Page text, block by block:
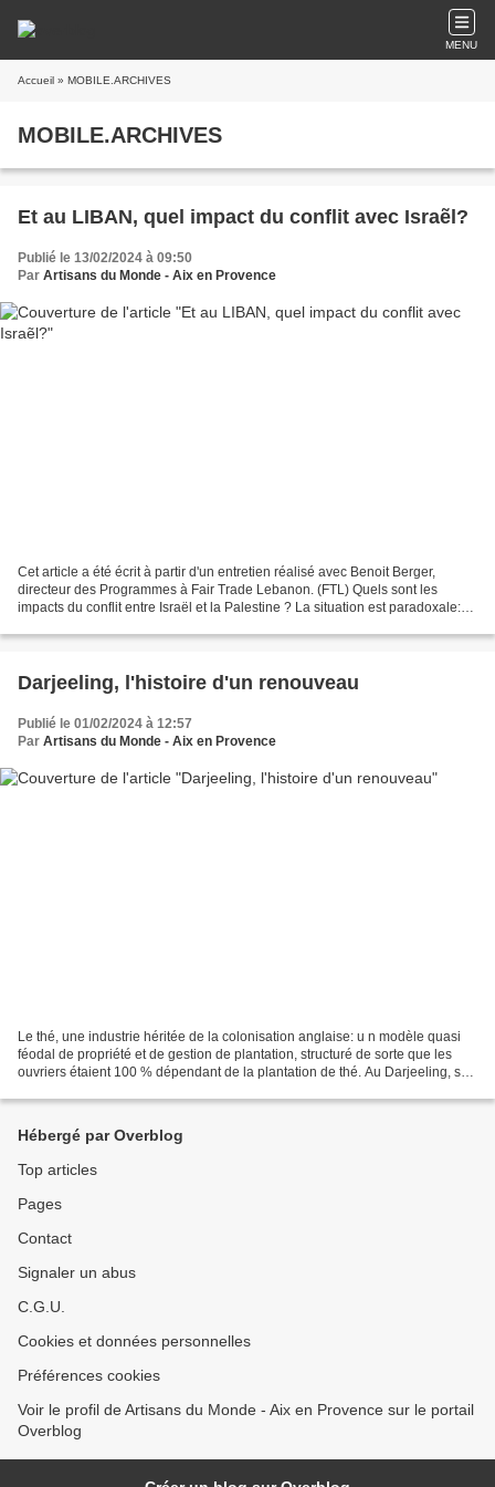
MENU
Accueil » MOBILE.ARCHIVES
MOBILE.ARCHIVES
Et au LIBAN, quel impact du conflit avec Israẽl?
Publié le 13/02/2024 à 09:50
Par Artisans du Monde - Aix en Provence
Cet article a été écrit à partir d'un entretien réalisé avec Benoit Berger,
directeur des Programmes à Fair Trade Lebanon. (FTL) Quels sont les
impacts du conflit entre Israël et la Palestine ? La situation est paradoxale:
Darjeeling, l'histoire d'un renouveau
Publié le 01/02/2024 à 12:57
Par Artisans du Monde - Aix en Provence
Le thé, une industrie héritée de la colonisation anglaise: u n modèle quasi
féodal de propriété et de gestion de plantation, structuré de sorte que les
ouvriers étaient 100 % dépendant de la plantation de thé. Au Darjeeling, sur
Hébergé par Overblog
Top articles
Pages
Contact
Signaler un abus
C.G.U.
Cookies et données personnelles
Préférences cookies
Voir le profil de Artisans du Monde - Aix en Provence sur le portail
Overblog